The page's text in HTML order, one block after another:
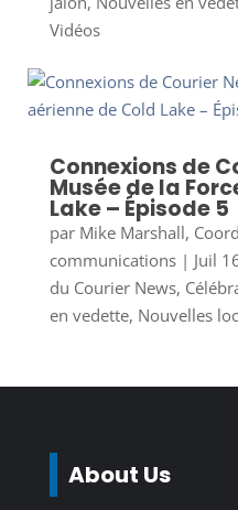
Vidéos
Connexions de
Musée de la
Lake – Épisode 5
par Mike Marshall,
communications| Juil
du Courier News,
en vedette, Nouvelles
About Us